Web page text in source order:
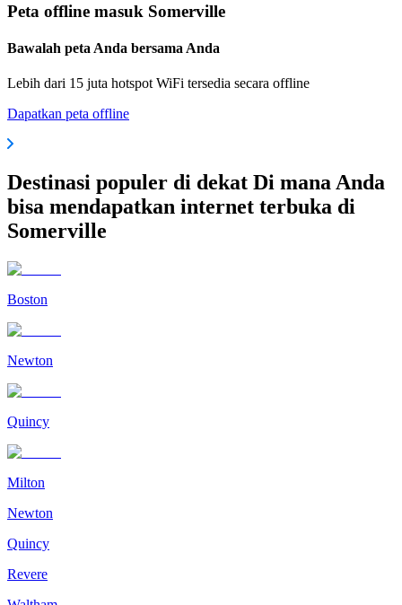
Peta offline masuk Somerville
Bawalah peta Anda bersama Anda
Lebih dari 15 juta hotspot WiFi tersedia secara offline
Dapatkan peta offline
Destinasi populer di dekat Di mana Anda
bisa mendapatkan internet terbuka di
Somerville
Boston
Newton
Quincy
Milton
Newton
Quincy
Revere